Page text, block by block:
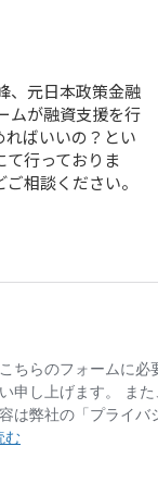
元日本政策金融
ムが融資支援を行
ればいいの？とい
行っておりま
相談ください。